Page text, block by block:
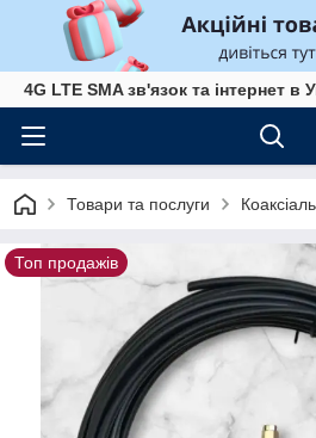
4G LTE SMA зв'язок та інтернет в
Товари та послуги
Топ продажів